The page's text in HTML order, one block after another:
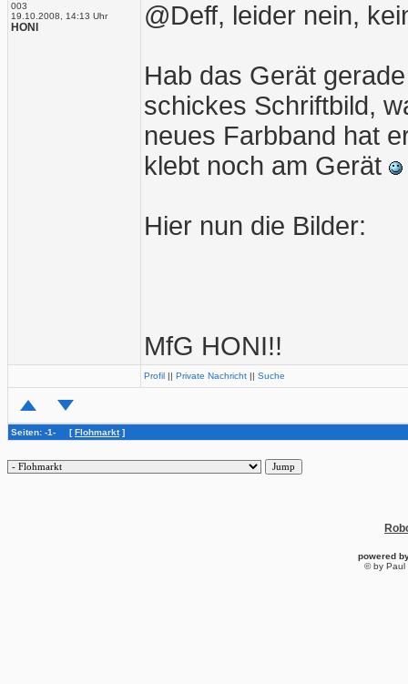
003
19.10.2008, 14:13 Uhr
HONI @Deff, leider nein,
Hab das Gerät
schickes Schriftbild,
neues Farbband hat
klebt noch am Gerät
Hier nun die Bilder:
MfG HONI!!
Profil || Private Nachricht || Suche
Seiten: -1- [Flohmarkt]
powered
© by Paul